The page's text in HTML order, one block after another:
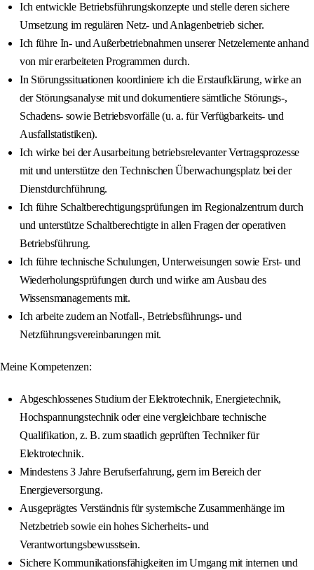
Ich entwickle Betriebsführungskonzepte und stelle deren sichere
Umsetzung im regulären Netz‐ und Anlagenbetrieb sicher.
Ich führe In- und Außerbetriebnahmen unserer Netzelemente anhand
von mir erarbeiteten Programmen durch.
In Störungssituationen koordiniere ich die Erstaufklärung, wirke an
der Störungsanalyse mit und dokumentiere sämtliche Störungs-,
Schadens- sowie Betriebsvorfälle (u. a. für Verfügbarkeits- und
Ausfallstatistiken).
Ich wirke bei der Ausarbeitung betriebsrelevanter Vertragsprozesse
mit und unterstütze den Technischen Überwachungsplatz bei der
Dienstdurchführung.
Ich führe Schaltberechtigungsprüfungen im Regionalzentrum durch
und unterstütze Schaltberechtigte in allen Fragen der operativen
Betriebsführung.
Ich führe technische Schulungen, Unterweisungen sowie Erst‐ und
Wiederholungsprüfungen durch und wirke am Ausbau des
Wissensmanagements mit.
Ich arbeite zudem an Notfall‐, Betriebsführungs‐ und
Netzführungsvereinbarungen mit.
Meine Kompetenzen:
Abgeschlossenes Studium der Elektrotechnik, Energietechnik,
Hochspannungstechnik oder eine vergleichbare technische
Qualifikation, z. B. zum staatlich geprüften Techniker für
Elektrotechnik.
Mindestens 3 Jahre Berufserfahrung, gern im Bereich der
Energieversorgung.
Ausgeprägtes Verständnis für systemische Zusammenhänge im
Netzbetrieb sowie ein hohes Sicherheits- und
Verantwortungsbewusstsein.
Sichere Kommunikationsfähigkeiten im Umgang mit internen und